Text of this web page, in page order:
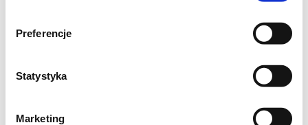
Preferencje
Statystyka
Marketing